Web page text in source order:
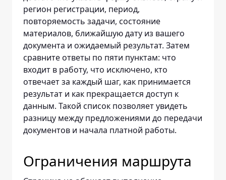
регион регистрации, период,
повторяемость задачи, состояние
материалов, ближайшую дату из вашего
документа и ожидаемый результат. Затем
сравните ответы по пяти пунктам: что
входит в работу, что исключено, кто
отвечает за каждый шаг, как принимается
результат и как прекращается доступ к
данным. Такой список позволяет увидеть
разницу между предложениями до передачи
документов и начала платной работы.
Ограничения маршрута